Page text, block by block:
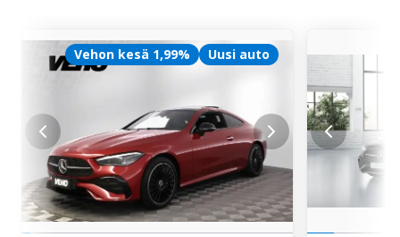
Vehon kesä 1,99% Uusi auto